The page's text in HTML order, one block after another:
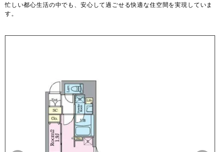
忙しい都心生活の中でも、安心して過ごせる快適な住空間を実現していま
す。